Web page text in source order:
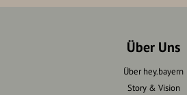
Über Uns
Über hey.bayern
Story & Vision